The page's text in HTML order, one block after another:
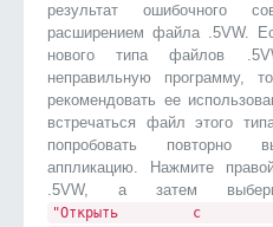
результат ошибочного
расширением файла .5VW.
нового типа файлов
неправильную программу,
рекомендовать ее
встречаться файл этого
попробовать повторно
аппликацию. Нажмите
.5VW, а затем
"Открыть с